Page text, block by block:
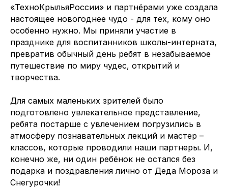
«ТехноКрыльяРоссии» и партнёрами уже создала
настоящее новогоднее чудо - для тех, кому оно
особенно нужно. Мы приняли участие в
празднике для воспитанников школы-интерната,
превратив обычный день ребят в незабываемое
путешествие по миру чудес, открытий и
творчества.
Для самых маленьких зрителей было
подготовлено увлекательное представление,
ребята постарше с увлечением погрузились в
атмосферу познавательных лекций и мастер –
классов, которые проводили наши партнеры. И,
конечно же, ни один ребёнок не остался без
подарка и поздравления лично от Деда Мороза и
Снегурочки!